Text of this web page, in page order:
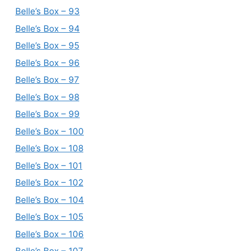
Belle’s Box – 93
Belle’s Box – 94
Belle’s Box – 95
Belle’s Box – 96
Belle’s Box – 97
Belle’s Box – 98
Belle’s Box – 99
Belle’s Box – 100
Belle’s Box – 108
Belle’s Box – 101
Belle’s Box – 102
Belle’s Box – 104
Belle’s Box – 105
Belle’s Box – 106